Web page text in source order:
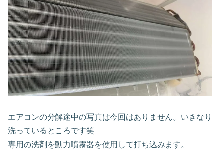
エアコンの分解途中の写真は今回はありません。いきなり
洗っているところです笑
専用の洗剤を動力噴霧器を使用して打ち込みます。